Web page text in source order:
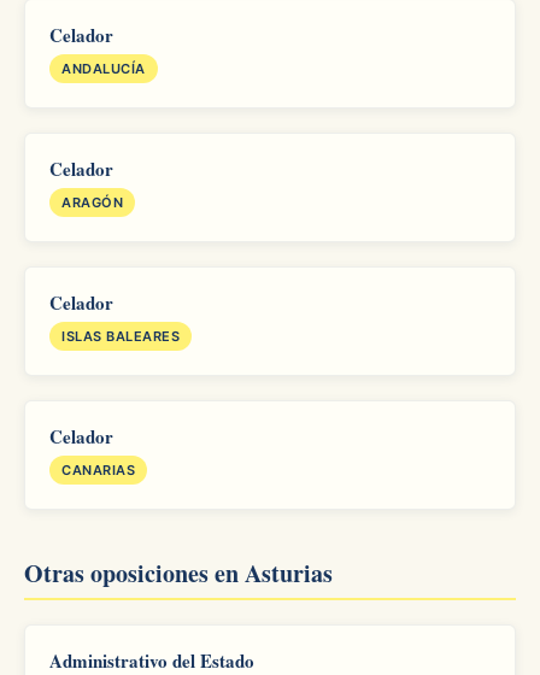
Celador
ANDALUCÍA
Celador
ARAGÓN
Celador
ISLAS BALEARES
Celador
CANARIAS
Otras oposiciones en Asturias
Administrativo del Estado